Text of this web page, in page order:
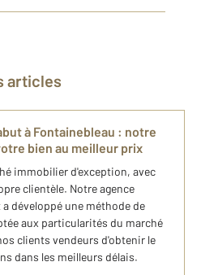
articles
à Fontainebleau : notre
bien au meilleur prix
immobilier d'exception, avec
clientèle. Notre agence
a développé une méthode de
aux particularités du marché
clients vendeurs d'obtenir le
dans les meilleurs délais.